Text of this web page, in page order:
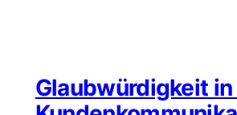
Glaubwürdigkeit